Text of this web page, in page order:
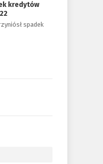
kredytów
spadek